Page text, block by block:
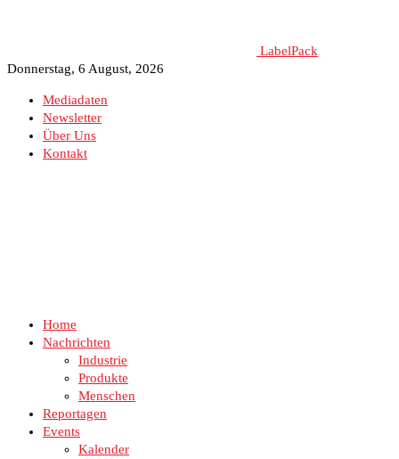
LabelPack
Donnerstag, 6 August, 2026
Mediadaten
Newsletter
Über Uns
Kontakt
Home
Nachrichten
Industrie
Produkte
Menschen
Reportagen
Events
Kalender